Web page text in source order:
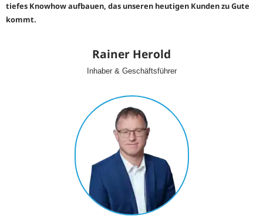
tiefes Knowhow aufbauen, das unseren heutigen Kunden zu Gute
kommt.
Rainer Herold
Inhaber & Geschäftsführer